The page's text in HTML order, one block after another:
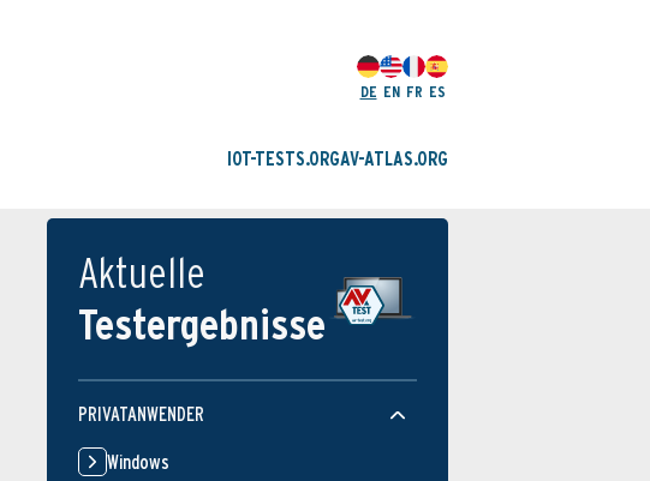
DE EN FR ES
IOT-TESTS.ORGAV-ATLAS.ORG
Aktuelle
Testergebnisse
PRIVATANWENDER
Windows